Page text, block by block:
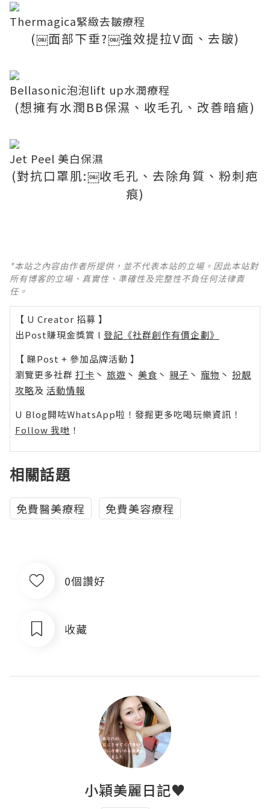
Thermagica緊緻去皺療程
(￼面部下垂?￼強效提拉V面、去皺)
Bellasonic泡泡lift up水潤療程
(想擁有水潤BB保濕、收毛孔、改善暗瘡)
Jet Peel 美白保濕
(對抗口罩肌:￼收毛孔、去除角質、粉刺疤
痕)
*本站之內容由作者所提供，並不代表本站的立場。因此本站對
所有博客的立場、真實性、準確性及完整性不負任何法律責
任。
【 U Creator 招募 】
出Post賺現金獎賞 l 登記《社群創作有價企劃》
【 睇Post + 參加品牌活動 】
瀏覽更多社群 打卡 丶 旅遊 丶 美食 丶 親子 丶 寵物 丶 扮靚
攻略及 活動情報
U Blog開咗WhatsApp啦！發掘更多吃喝玩樂資訊！
Follow 我哋 ！
相關話題
免費醫美療程 免費美容療程
0個讚好
收藏
小穎美麗日記♥